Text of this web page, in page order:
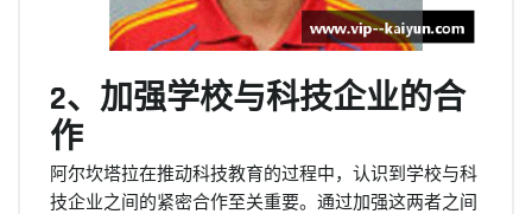
2、加强学校与科技企业的合
作
阿尔坎塔拉在推动科技教育的过程中，认识到学校与科
技企业之间的紧密合作至关重要。通过加强这两者之间